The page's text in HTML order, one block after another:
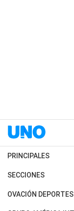
PRINCIPALES
Últimas Noticias
Política
SECCIONES
Horóscopo
OVACIÓN DEPORTES